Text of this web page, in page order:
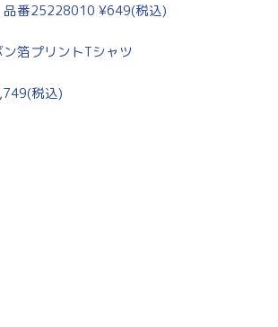
番25228010 ¥649(税込)
箔プリントTシャツ
税込)